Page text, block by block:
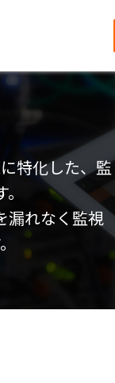
特化した、監
漏れなく監視